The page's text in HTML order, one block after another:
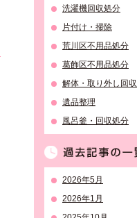
洗濯機回収処分
片付け・掃除
荒川区不用品処分
葛飾区不用品処分
解体・取り外し回収
遺品整理
風呂釜・回収処分
2026年5月
2026年1月